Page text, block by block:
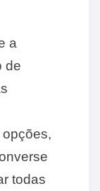
a
de
todas